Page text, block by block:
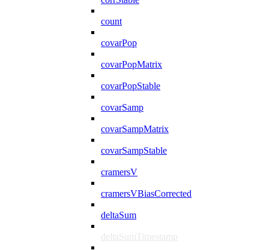
count
covarPop
covarPopMatrix
covarPopStable
covarSamp
covarSampMatrix
covarSampStable
cramersV
cramersVBiasCorrected
deltaSum
deltaSumTimestamp